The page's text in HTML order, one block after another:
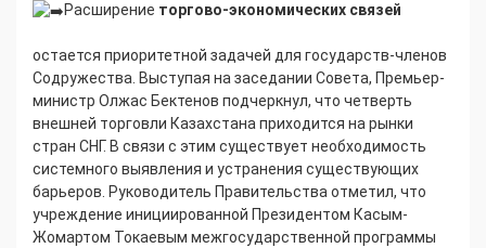
Расширение торгово-экономических связей
остается приоритетной задачей для государств-членов
Содружества. Выступая на заседании Совета, Премьер-
министр Олжас Бектенов подчеркнул, что четверть
внешней торговли Казахстана приходится на рынки
стран СНГ. В связи с этим существует необходимость
системного выявления и устранения существующих
барьеров. Руководитель Правительства отметил, что
учреждение инициированной Президентом Касым-
Жомартом Токаевым межгосударственной программы